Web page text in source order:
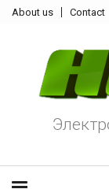
About us Contact